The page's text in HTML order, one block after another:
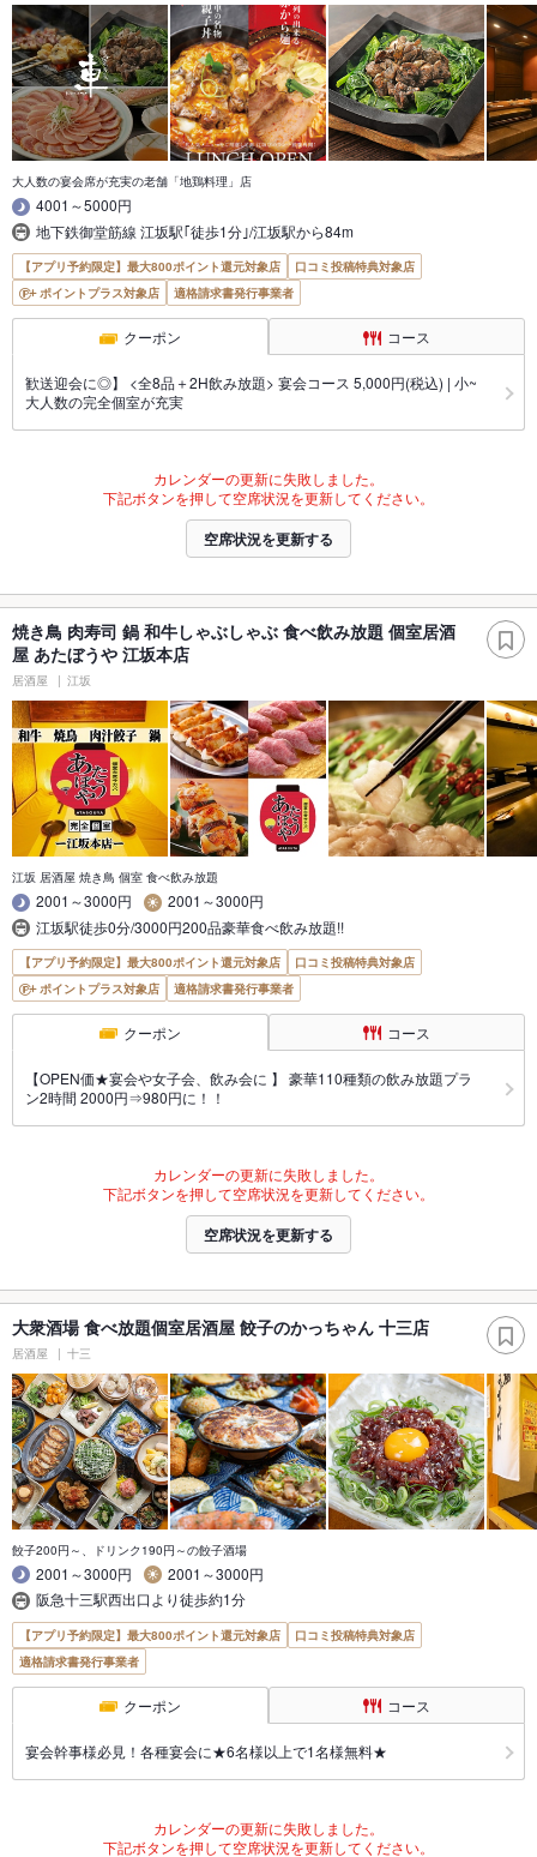
大人数の宴会席が充実の老舗「地鶏料理」店
4001～5000円
地下鉄御堂筋線 江坂駅｢徒歩1分｣/江坂駅から84m
【アプリ予約限定】最大800ポイント還元対象店
口コミ投稿特典対象店
ポイントプラス対象店
適格請求書発行事業者
クーポン コース
歓送迎会に◎】 <全8品＋2H飲み放題> 宴会コース 5,000円(税込) | 小~
大人数の完全個室が充実
カレンダーの更新に失敗しました。
下記ボタンを押して空席状況を更新してください。
空席状況を更新する
焼き鳥 肉寿司 鍋 和牛しゃぶしゃぶ 食べ飲み放題 個室居酒
屋 あたぼうや 江坂本店
居酒屋 江坂
江坂 居酒屋 焼き鳥 個室 食べ飲み放題
2001～3000円
2001～3000円
江坂駅徒歩0分/3000円200品豪華食べ飲み放題!!
【アプリ予約限定】最大800ポイント還元対象店
口コミ投稿特典対象店
ポイントプラス対象店
適格請求書発行事業者
クーポン コース
【OPEN価★宴会や女子会、飲み会に 】 豪華110種類の飲み放題プラ
ン2時間 2000円⇒980円に！！
カレンダーの更新に失敗しました。
下記ボタンを押して空席状況を更新してください。
空席状況を更新する
大衆酒場 食べ放題個室居酒屋 餃子のかっちゃん 十三店
居酒屋 十三
餃子200円～、ドリンク190円～の餃子酒場
2001～3000円
2001～3000円
阪急十三駅西出口より徒歩約1分
【アプリ予約限定】最大800ポイント還元対象店
口コミ投稿特典対象店
適格請求書発行事業者
クーポン コース
宴会幹事様必見！各種宴会に★6名様以上で1名様無料★
カレンダーの更新に失敗しました。
下記ボタンを押して空席状況を更新してください。